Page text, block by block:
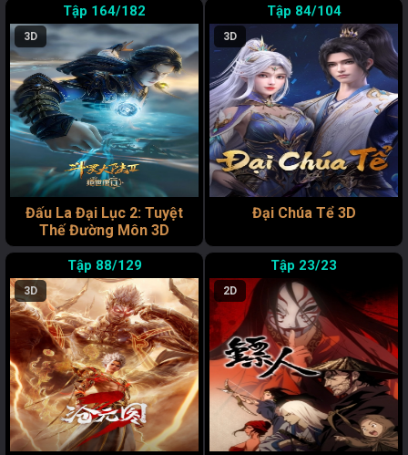
164/182
3D
Đấu La Đại Lục 2: Tuyệt
Thế Đường Môn 3D
84/104
3D
Đại Chúa Tể 3D
88/129
3D
23/23
2D